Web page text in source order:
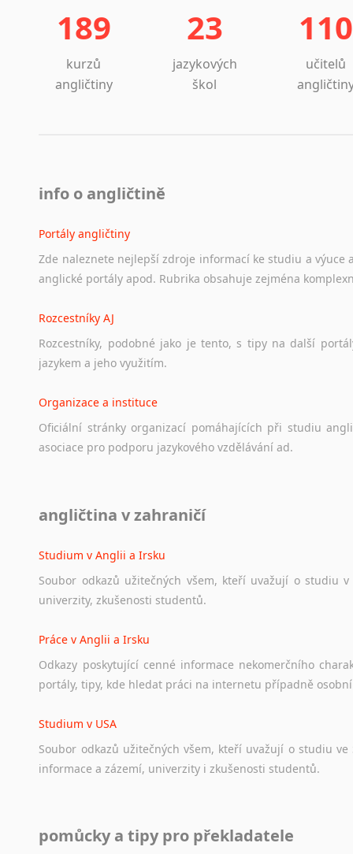
189
kurzů
angličtiny
23
jazykových
škol
110
učitelů
info o angličtině
Portály angličtiny
Zde naleznete nejlepší zdroje informací ke studiu a výuce
anglické portály apod. Rubrika obsahuje zejména
Rozcestníky AJ
Rozcestníky, podobné jako je tento, s tipy na další
jazykem a jeho využitím.
Organizace a instituce
Oficiální stránky organizací pomáhajících při studiu
asociace pro podporu jazykového vzdělávání ad.
Ať už se jedná o česká diskusní
angličtina v zahraničí
Studium v Anglii a Irsku
Soubor odkazů užitečných všem, kteří uvažují o studiu v
univerzity, zkušenosti studentů.
Práce v Anglii a Irsku
Odkazy poskytující cenné informace nekomerčního
portály, tipy, kde hledat práci na internetu případně osobní
Studium v USA
Soubor odkazů užitečných všem, kteří uvažují o studiu ve
informace a zázemí, univerzity i zkušenosti studentů.
Odkazy poskytující cenné informace nekomerčního
pomůcky a tipy pro překladatele